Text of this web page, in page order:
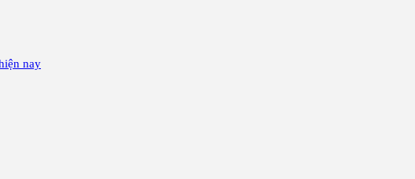
nay